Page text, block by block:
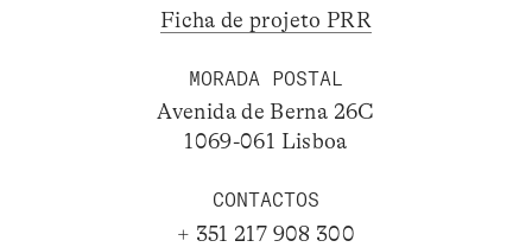
Ficha de projeto PRR
MORADA POSTAL
Avenida de Berna 26C
1069-061 Lisboa
CONTACTOS
+ 351 217 908 300